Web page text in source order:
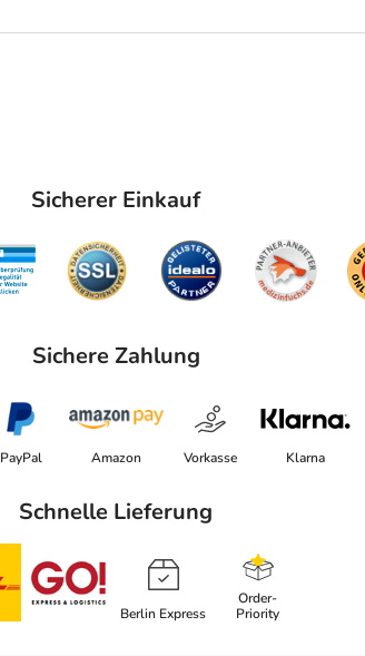
Sicherer Einkauf
Sichere Zahlung
PayPal Amazon Vorkasse Klarna
Schnelle Lieferung
Berlin Express
Order-
Priority